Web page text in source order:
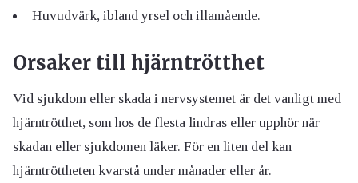
Huvudvärk, ibland yrsel och illamående.
Orsaker till hjärntrötthet
Vid sjukdom eller skada i nervsystemet är det vanligt med
hjärntrötthet, som hos de flesta lindras eller upphör när
skadan eller sjukdomen läker. För en liten del kan
hjärntröttheten kvarstå under månader eller år.